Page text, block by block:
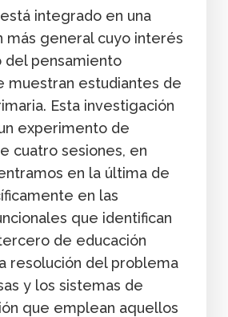
integrado en una
más general cuyo interés
del pensamiento
muestran estudiantes de
Esta investigación
experimento de
cuatro sesiones, en
en la última de
en las
que identifican
de educación
resolución del problema
y los sistemas de
que emplean aquellos